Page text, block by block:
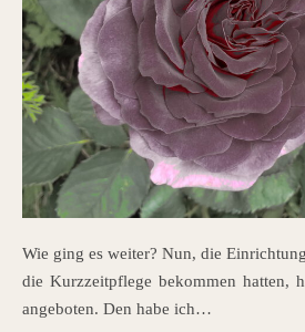
Wie ging es weiter? Nun, die Einrichtung, in der wir den Platz für
die Kurzzeitpflege bekommen hatten,
angeboten. Den habe ich…